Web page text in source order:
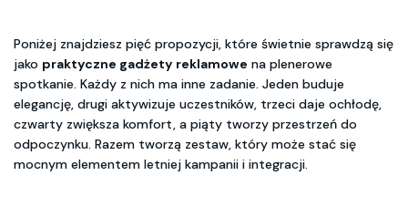
Poniżej znajdziesz pięć propozycji, które świetnie sprawdzą się
jako praktyczne gadżety reklamowe na plenerowe
spotkanie. Każdy z nich ma inne zadanie. Jeden buduje
elegancję, drugi aktywizuje uczestników, trzeci daje ochłodę,
czwarty zwiększa komfort, a piąty tworzy przestrzeń do
odpoczynku. Razem tworzą zestaw, który może stać się
mocnym elementem letniej kampanii i integracji.